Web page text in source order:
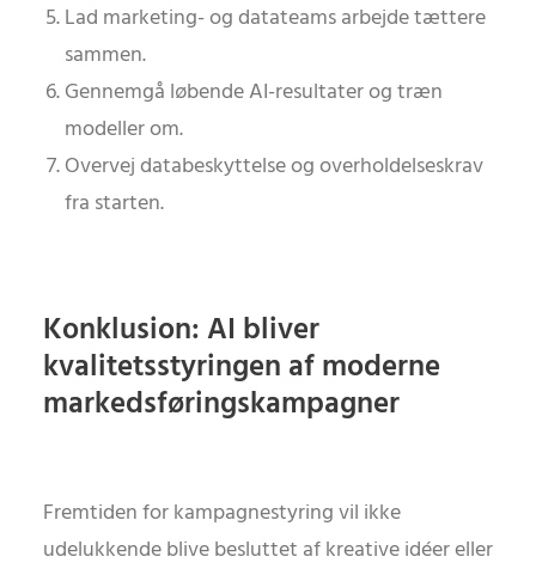
Lad marketing- og datateams arbejde tættere
sammen.
Gennemgå løbende AI-resultater og træn
modeller om.
Overvej databeskyttelse og overholdelseskrav
fra starten.
Konklusion: AI bliver
kvalitetsstyringen af moderne
markedsføringskampagner
Fremtiden for kampagnestyring vil ikke
udelukkende blive besluttet af kreative idéer eller